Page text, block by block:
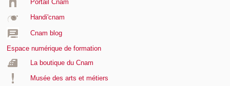
Portail Cnam
Handi'cnam
Cnam blog
Espace numérique de formation
La boutique du Cnam
Musée des arts et métiers